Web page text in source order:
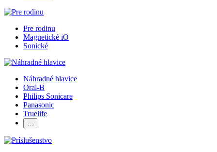
Pre rodinu
Magnetické iO
Sonické
Náhradné hlavice
Oral-B
Philips Sonicare
Panasonic
Truelife
…